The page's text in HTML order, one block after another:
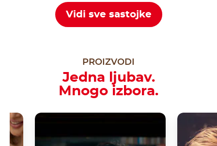
Vidi sve sastojke
PROIZVODI
Jedna ljubav.
Mnogo izbora.